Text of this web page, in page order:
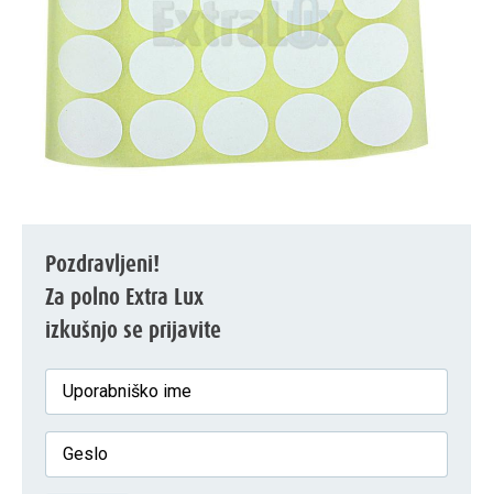
Pozdravljeni!
Za polno Extra Lux
izkušnjo se prijavite